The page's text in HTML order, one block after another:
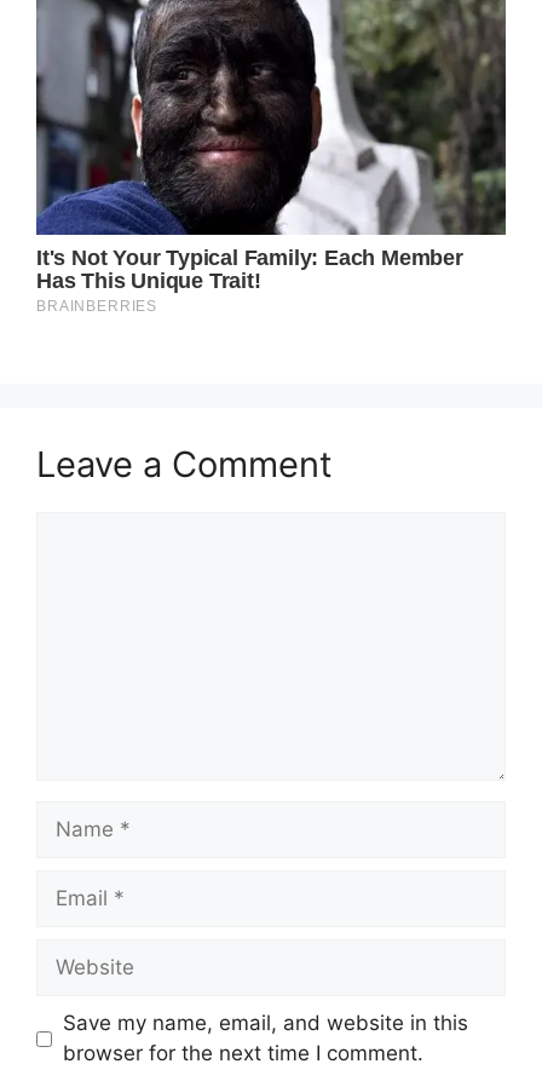
Leave a Comment
Name
Email
Website
Save my name, email, and website in this
browser for the next time I comment.